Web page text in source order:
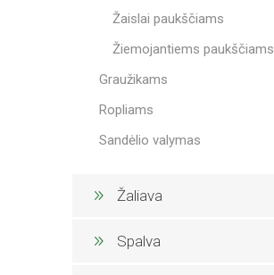
Žaislai paukščiams
Žiemojantiems paukščiams
Graužikams
Ropliams
Sandėlio valymas
Žaliava
Spalva